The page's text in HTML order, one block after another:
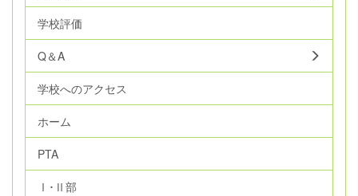
学校評価
Q＆A
学校へのアクセス
ホーム
PTA
Ⅰ･Ⅱ部